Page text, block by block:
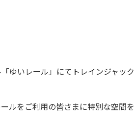
ゆいレール」にてトレインジャック
ルをご利用の皆さまに特別な空間を